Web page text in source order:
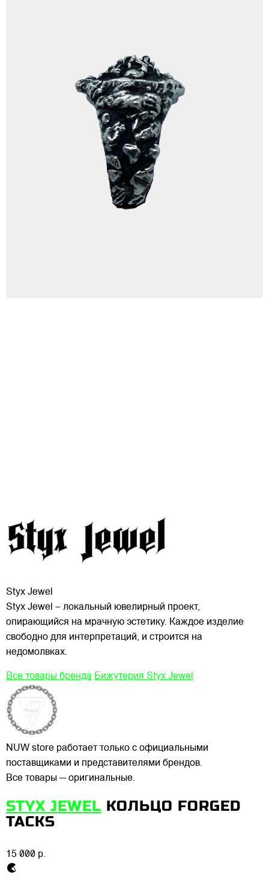
Styx Jewel
Styx Jewel – локальный ювелирный проект,
опирающийся на мрачную эстетику. Каждое изделие
свободно для интерпретаций, и строится на
недомолвках.
Все товары бренда Бижутерия Styx Jewel
NUW store работает только с официальными
поставщиками и представителями брендов.
Все товары — оригинальные.
STYX JEWEL КОЛЬЦО FORGED
TACKS
15 000 р.